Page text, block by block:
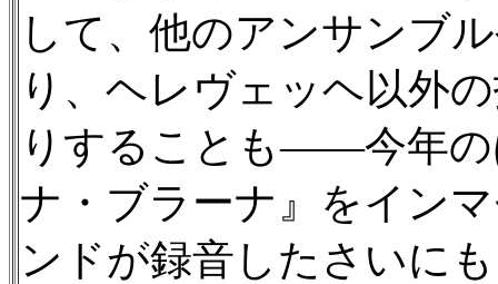
して、他のアンサンブ
り、ヘレヴェッヘ以外
りすることも——今年の
ナ・ブラーナ』をイン
ンドが録音したさいに